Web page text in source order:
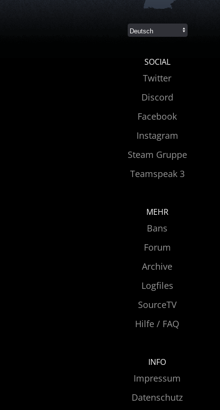
SOCIAL
Twitter
Discord
Facebook
Instagram
Steam Gruppe
Teamspeak 3
MEHR
Bans
Forum
Archive
Logfiles
SourceTV
Hilfe / FAQ
INFO
Impressum
Datenschutz